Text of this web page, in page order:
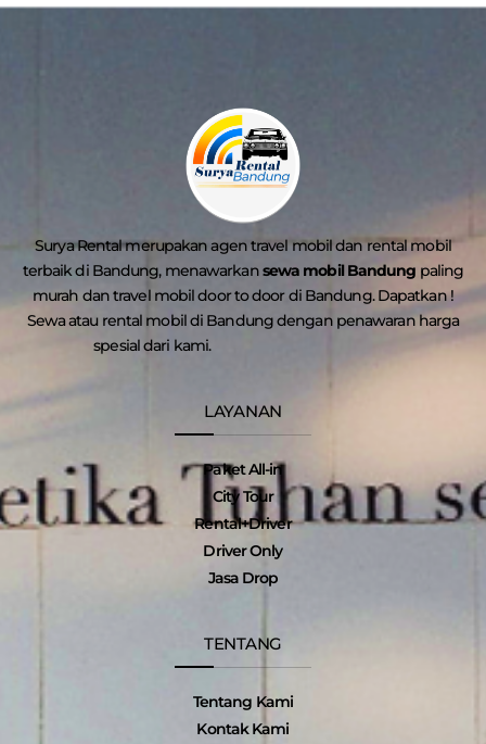
Surya Rental merupakan agen travel mobil dan rental mobil
terbaik di Bandung, menawarkansewa mobil Bandung paling
murah dan travel mobil door to door di Bandung. Dapatkan !
Sewa atau rental mobil di Bandung dengan penawaran harga
spesial dari kami.
LAYANAN
Paket All-in
City Tour
Rental+Driver
Driver Only
Jasa Drop
TENTANG
Tentang Kami
Kontak Kami